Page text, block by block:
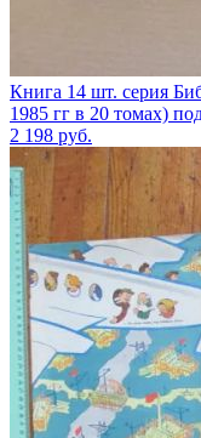
Книга 14 шт. серия
1985 гг в 20 томах)
2 198 руб.